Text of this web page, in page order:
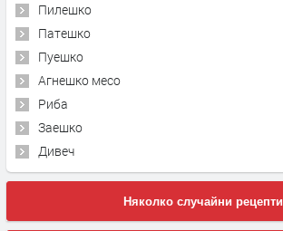
Пилешко
Патешко
Пуешко
Агнешко месо
Риба
Заешко
Дивеч
Няколко случайни рецепти